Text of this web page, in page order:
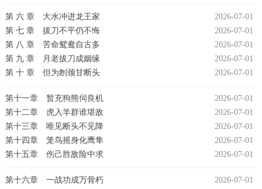
2026-07-01
第 六 章 大水冲进龙王家
2026-07-01
第 七 章 拔刀不平仍不悔
2026-07-01
第 八 章 苦命鸳鸯自古多
2026-07-01
第 九 章 月老拔刀成姻缘
2026-07-01
第 十 章 但为刎颈甘断头
2026-07-01
第十一章 暂充狗熊伺良机
2026-07-01
第十二章 虎入羊群谁堪敌
2026-07-01
第十三章 唯见断头不见降
2026-07-01
第十四章 笼鸟摇身化鹰隼
2026-07-01
第十五章 伤己胜敌险中求
2026-07-01
第十六章 一战功成万骨朽